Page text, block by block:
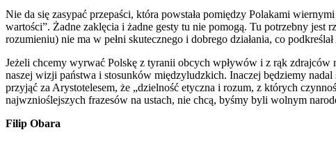
Nie da się zasypać przepaści, która powstała pomiędzy Polakami
wartości”. Żadne zaklęcia i żadne gesty tu nie pomogą. Tu potrzebny
rozumieniu) nie ma w pełni skutecznego i dobrego działania, co
Jeżeli chcemy wyrwać Polskę z tyranii obcych wpływów i z rąk
naszej wizji państwa i stosunków międzyludzkich. Inaczej będziemy
przyjąć za Arystotelesem, że „dzielność etyczna i rozum, z których
najwznioślejszych frazesów na ustach, nie chcą, byśmy byli wolnym
Filip Obara